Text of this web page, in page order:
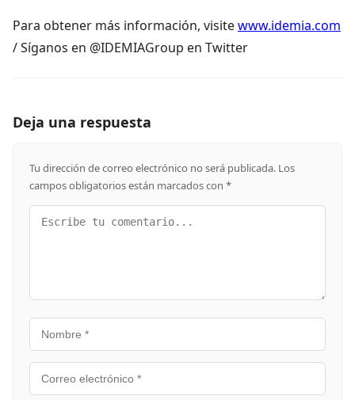
Para obtener más información, visitewww.idemia.com
/ Síganos en @IDEMIAGroup en Twitter
Deja una respuesta
Tu dirección de correo electrónico no será publicada. Los
campos obligatorios están marcados con *